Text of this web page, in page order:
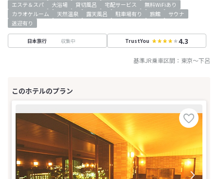
エステ＆スパ 大浴場 貸切風呂 宅配サービス
無料WiFiあり
カラオケルーム
天然温泉 露天風呂 駐車場有り 旅館
サウナ
送迎有り
日本旅行 収集中 TrustYou 4.3
基準JR乗車区間： 東京～下呂